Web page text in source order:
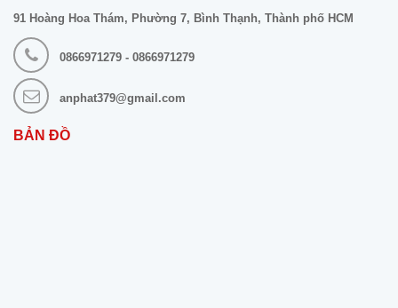
91 Hoàng Hoa Thám, Phường 7, Bình Thạnh, Thành phố HCM
0866971279 - 0866971279
anphat379@gmail.com
BẢN ĐỒ